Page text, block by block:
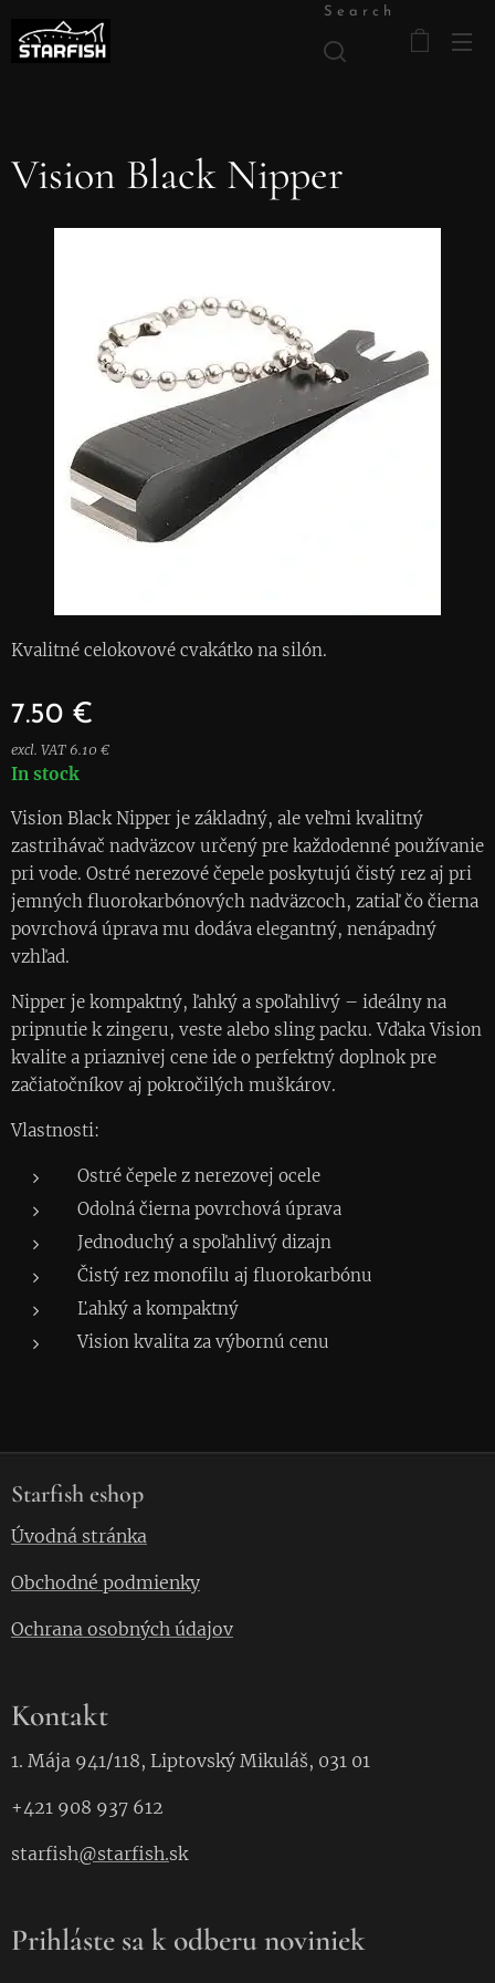
Search
Vision Black Nipper
Kvalitné celokovové cvakátko na silón.
7.50 €
excl. VAT 6.10 €
In stock
Vision Black Nipper je základný, ale veľmi kvalitný
zastrihávač nadväzcov určený pre každodenné používanie
pri vode. Ostré nerezové čepele poskytujú čistý rez aj pri
jemných fluorokarbónových nadväzcoch, zatiaľ čo čierna
povrchová úprava mu dodáva elegantný, nenápadný
vzhľad.
Nipper je kompaktný, ľahký a spoľahlivý – ideálny na
pripnutie k zingeru, veste alebo sling packu. Vďaka Vision
kvalite a priaznivej cene ide o perfektný doplnok pre
začiatočníkov aj pokročilých muškárov.
Vlastnosti:
Ostré čepele z nerezovej ocele
Odolná čierna povrchová úprava
Jednoduchý a spoľahlivý dizajn
Čistý rez monofilu aj fluorokarbónu
Ľahký a kompaktný
Vision kvalita za výbornú cenu
Starfish eshop
Úvodná stránka
Obchodné podmienky
Ochrana osobných údajov
Kontakt
1. Mája 941/118, Liptovský Mikuláš, 031 01
+421 908 937 612
starfish@starfish.sk
Prihláste sa k odberu noviniek